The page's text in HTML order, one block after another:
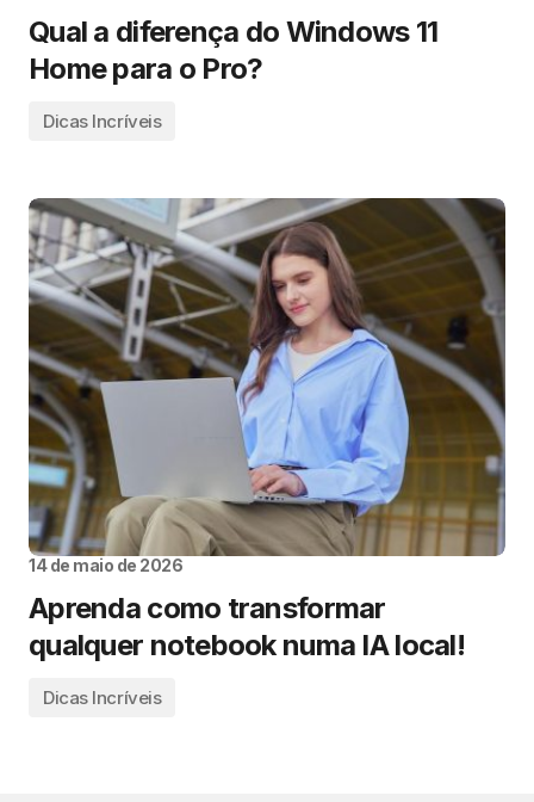
Qual a diferença do Windows 11
Home para o Pro?
Dicas Incríveis
14 de maio de 2026
Aprenda como transformar
qualquer notebook numa IA local!
Dicas Incríveis